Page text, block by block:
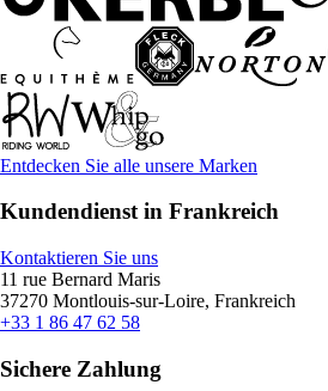
Entdecken Sie alle unsere Marken
Kundendienst in Frankreich
Kontaktieren Sie uns
11 rue Bernard Maris
37270 Montlouis-sur-Loire, Frankreich
+33 1 86 47 62 58
Sichere Zahlung